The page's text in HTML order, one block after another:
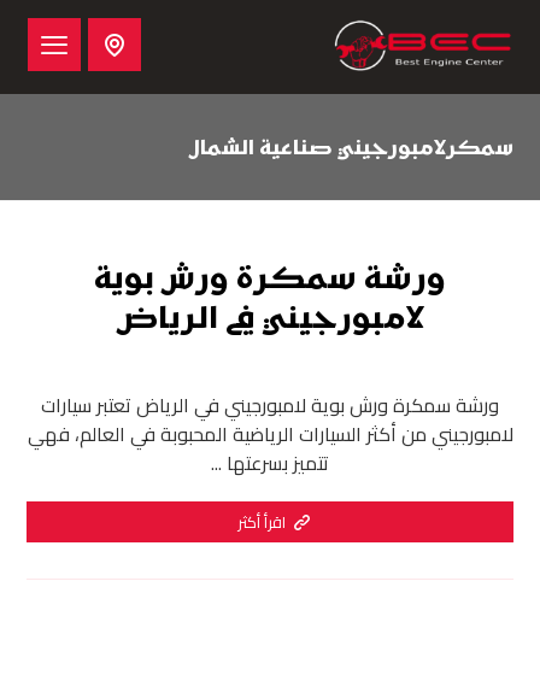
سمكرلامبورجيني صناعية الشمال
ورشة سمكرة ورش بوية
لامبورجيني في الرياض
ورشة سمكرة ورش بوية لامبورجيني في الرياض تعتبر سيارات
لامبورجيني من أكثر السيارات الرياضية المحبوبة في العالم، فهي
تتميز بسرعتها ...
اقرأ أكثر